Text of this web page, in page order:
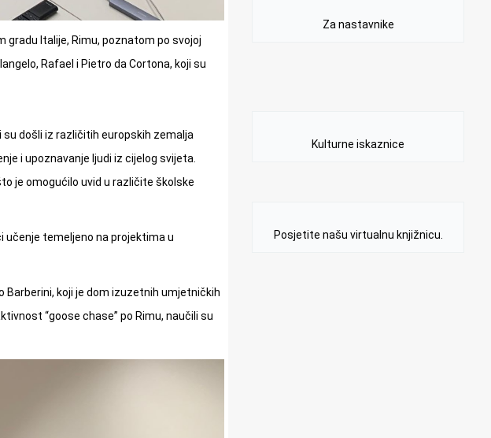
gradu Italije, Rimu, poznatom po svojoj
Rafael i Pietro da Cortona, koji su
došli iz različitih europskih zemalja
i upoznavanje ljudi iz cijelog svijeta.
je omogućilo uvid u različite školske
učenje temeljeno na projektima u
Barberini, koji je dom izuzetnih umjetničkih
“goose chase” po Rimu, naučili su
Za nastavnike
Kulturne iskaznice
Posjetite našu virtualnu knjižnicu.